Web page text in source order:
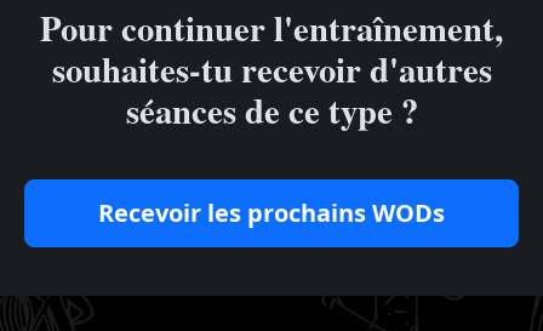
Pour continuer l'entraînement,
souhaites-tu recevoir d'autres
séances de ce type ?
Recevoir les prochains WODs